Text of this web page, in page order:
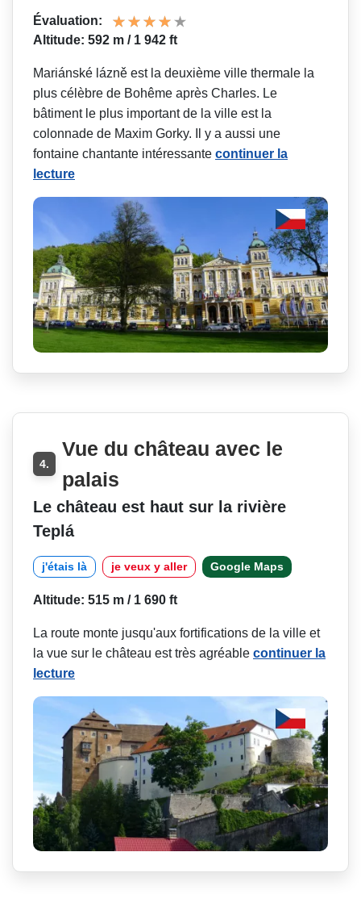
Évaluation:
Altitude: 592 m / 1 942 ft
Mariánské lázně est la deuxième ville thermale la
plus célèbre de Bohême après Charles. Le
bâtiment le plus important de la ville est la
colonnade de Maxim Gorky. Il y a aussi une
fontaine chantante intéressante continuer la
lecture
4.
Vue du château avec le
palais
Le château est haut sur la rivière
Teplá
j'étais là je veux y aller Google Maps
Altitude: 515 m / 1 690 ft
La route monte jusqu'aux fortifications de la ville et
la vue sur le château est très agréable continuer la
lecture